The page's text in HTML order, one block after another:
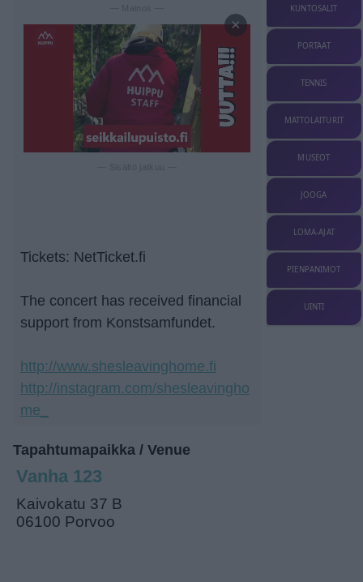
— Mainos —
×
Tickets: NetTicket.fi
The concert has received financial
support from Konstsamfundet.
http://www.shesleavinghome.fi
http://instagram.com/shesleavingho
me_
Tapahtumapaikka / Venue
Vanha 123
Kaivokatu 37 B
06100 Porvoo
KUNTOSALIT
PORTAAT
TENNIS
MATTOLAITURIT
MUSEOT
JOOGA
LOMA-AJAT
PIENPANIMOT
UINTI